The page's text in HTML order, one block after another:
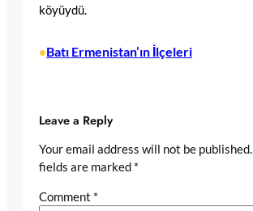
köyüydü.
•Batı Ermenistan’ın İlçeleri
Leave a Reply
Your email address will not be published.
fields are marked *
Comment *